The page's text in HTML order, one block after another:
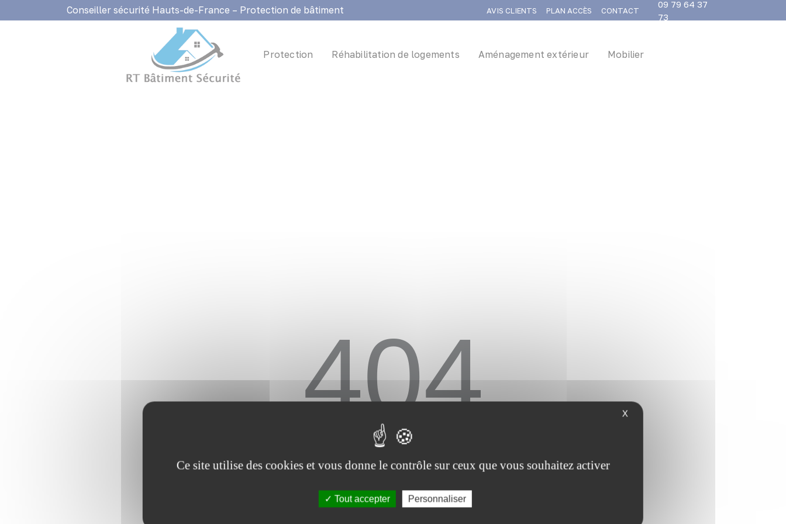
Conseiller sécurité Hauts-de-France – Protection de bâtiment AVIS CLIENTS PLAN ACCÈS CONTACT
09 79 64 37
73
Protection Réhabilitation de logements Aménagement extérieur Mobilier
404
OOOOOPS, NOUS NE TROUVONS PAS
LA PAGE QUE VOUS CHERCHEZ...
Peut-être a-t-elle été déplacée ou n'existe plus, allez savoir !
Panneau de gestion des cookies
X
Ce site utilise des cookies et vous donne le contrôle sur ceux que vous souhaitez activer
Tout accepter Personnaliser